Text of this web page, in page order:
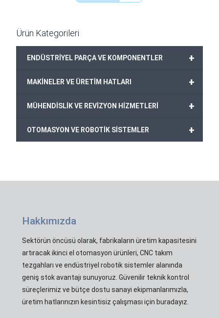
Ürün Kategorileri
+
ENDÜSTRİYEL PARÇA VE KOMPONENTLER
+
MAKİNELER VE ÜRETİM HATLARI
+
MÜHENDİSLİK VE REVİZYON HİZMETLERİ
+
OTOMASYON VE ROBOTİK SİSTEMLER
Hakkımızda
Sektörün öncüsü olarak, fabrikaların üretim kapasitesini
artıracak ikinci el otomasyon ürünleri, CNC takım
tezgahları ve endüstriyel robotik sistemler alanında
geniş stok avantajı sunuyoruz. Güvenilir teknik kontrol
süreçlerimiz ve bütçe dostu sanayi ekipmanlarımızla,
üretim hatlarınızın kesintisiz çalışması için buradayız.